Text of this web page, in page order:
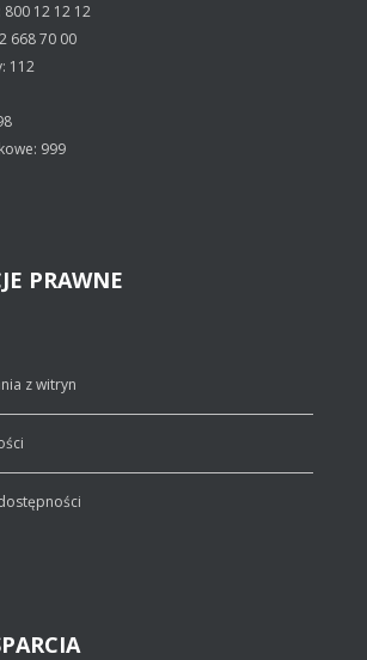
12 12 12
668 70 00
112
999
PRAWNE
z witryn